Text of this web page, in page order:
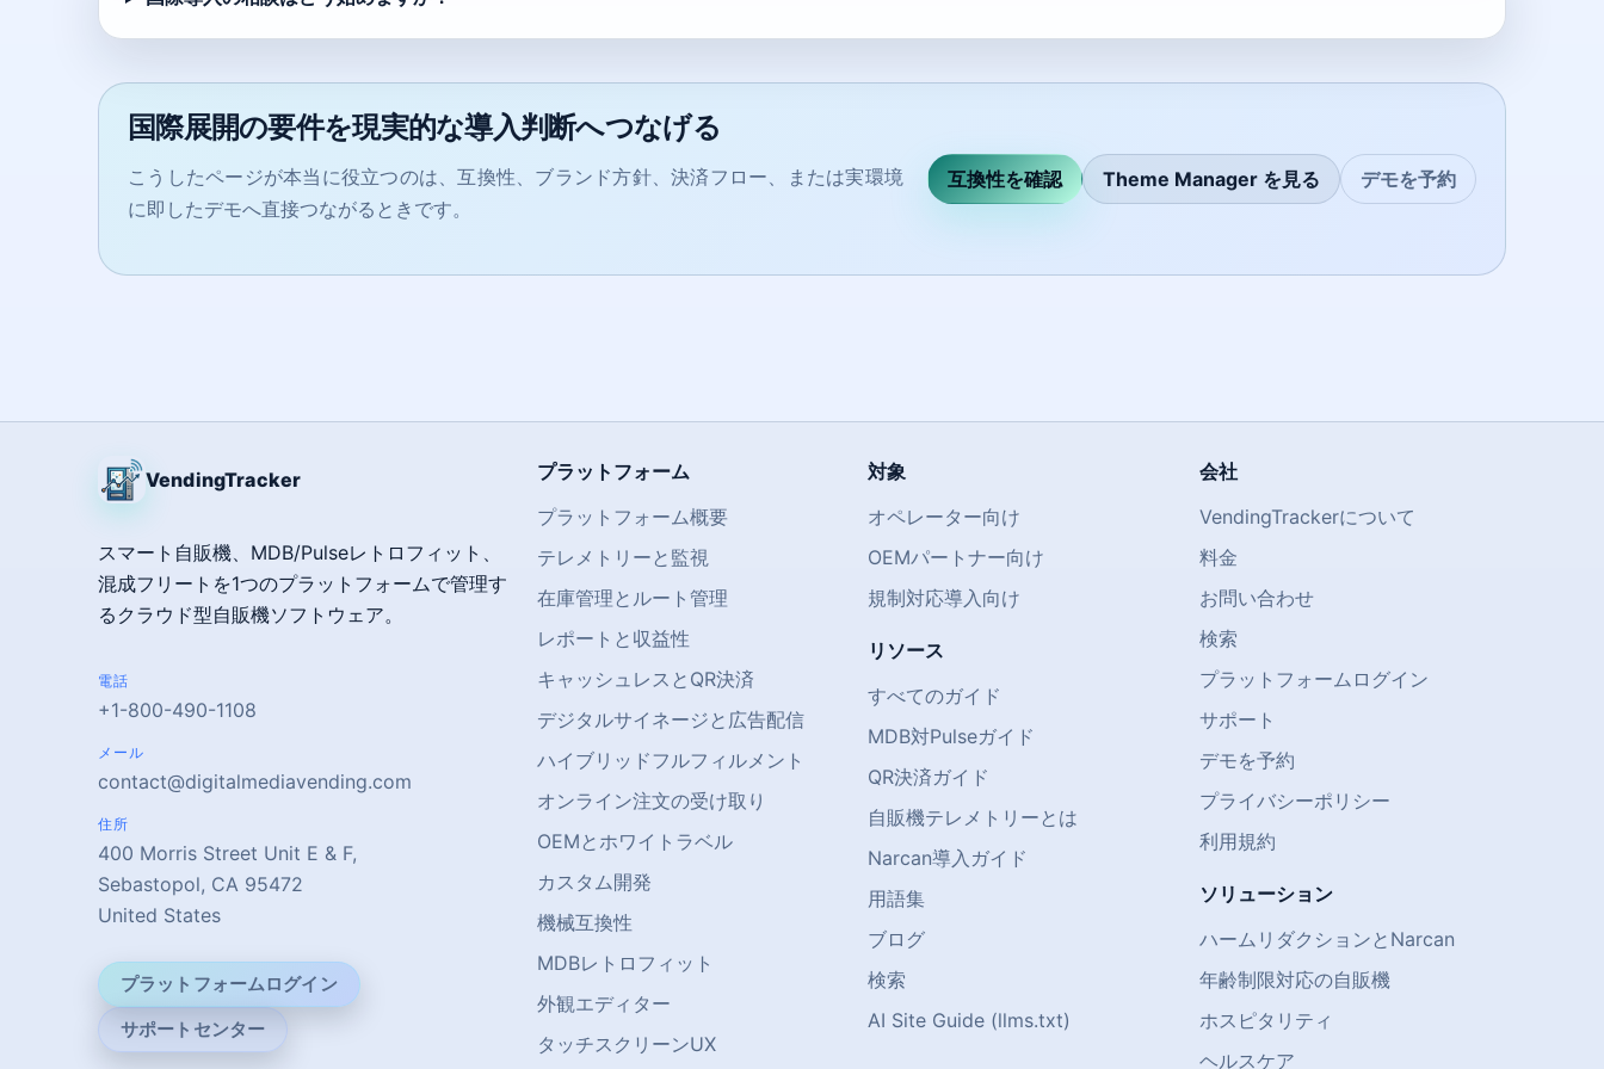
国際展開の要件を現実的な導入判断へつなげる
こうしたページが本当に役立つのは、互換性、ブランド方針、決済フロー、または実環境
に即したデモへ直接つながるときです。
互換性を確認 Theme Manager を見る デモを予約
VendingTracker
スマート自販機、MDB/Pulseレトロフィット、
混成フリートを1つのプラットフォームで管理す
るクラウド型自販機ソフトウェア。
電話
+1-800-490-1108
メール
contact@digitalmediavending.com
住所
400 Morris Street Unit E & F,
Sebastopol, CA 95472
United States
プラットフォームログイン
サポートセンター
プラットフォーム
プラットフォーム概要
テレメトリーと監視
在庫管理とルート管理
レポートと収益性
キャッシュレスとQR決済
デジタルサイネージと広告配信
ハイブリッドフルフィルメント
オンライン注文の受け取り
OEMとホワイトラベル
カスタム開発
機械互換性
MDBレトロフィット
外観エディター
タッチスクリーンUX
対象
オペレーター向け
OEMパートナー向け
規制対応導入向け
リソース
すべてのガイド
MDB対Pulseガイド
QR決済ガイド
自販機テレメトリーとは
Narcan導入ガイド
用語集
ブログ
検索
AI Site Guide (llms.txt)
会社
VendingTrackerについて
料金
お問い合わせ
検索
プラットフォームログイン
サポート
デモを予約
プライバシーポリシー
利用規約
ソリューション
ハームリダクションとNarcan
年齢制限対応の自販機
ホスピタリティ
ヘルスケア